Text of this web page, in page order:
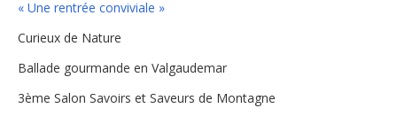
« Une rentrée conviviale »
Curieux de Nature
Ballade gourmande en Valgaudemar
3ème Salon Savoirs et Saveurs de Montagne